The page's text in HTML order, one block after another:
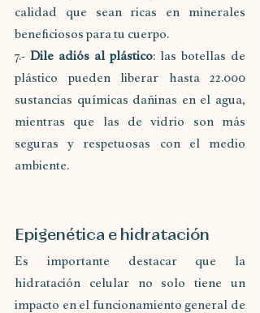
calidad que sean ricas en minerales
beneficiosos para tu cuerpo.
7.- Dile adiós al plástico: las botellas de
plástico pueden liberar hasta 22.000
sustancias químicas dañinas en el agua,
mientras que las de vidrio son más
seguras y respetuosas con el medio
ambiente.
Epigenética e hidratación
Es importante destacar que la
hidratación celular no solo tiene un
impacto en el funcionamiento general de